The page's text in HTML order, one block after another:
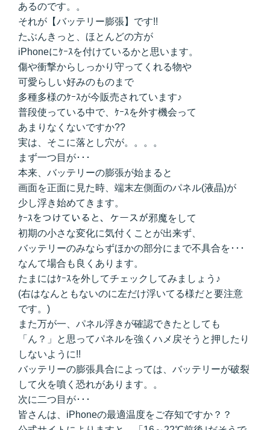
あるのです。。
それが【バッテリー膨張】です!!
たぶんきっと、ほとんどの方が
iPhoneにｹｰｽを付けているかと思います。
傷や衝撃からしっかり守ってくれる物や
可愛らしい好みのものまで
多種多様のｹｰｽが今販売されています♪
普段使っている中で、ｹｰｽを外す機会って
あまりなくないですか??
実は、そこに落とし穴が。。。。
まず一つ目が･･･
本来、バッテリーの膨張が始まると
画面を正面に見た時、端末左側面のパネル(液晶)が
少し浮き始めてきます。
ｹｰｽをつけていると、ケースが邪魔をして
初期の小さな変化に気付くことが出来ず、
バッテリーのみならずほかの部分にまで不具合を･･･
なんて場合も良くあります。
たまにはｹｰｽを外してチェックしてみましょう♪
(右はなんともないのに左だけ浮いてる様だと要注意
です。)
また万が一、パネル浮きが確認できたとしても
「ん？」と思ってパネルを強くハメ戻そうと押したり
しないように!!
バッテリーの膨張具合によっては、バッテリーが破裂
して火を噴く恐れがあります。。
次に二つ目が･･･
皆さんは、iPhoneの最適温度をご存知ですか？？